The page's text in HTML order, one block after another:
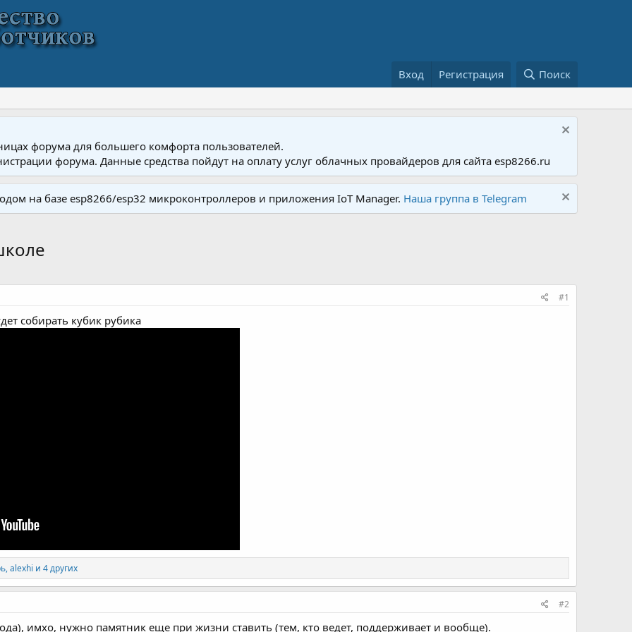
Вход Регистрация Поиск
форума для большего комфорта пользователей.
форума. Данные средства пойдут на оплату услуг облачных провайдеров для сайта esp8266.ru
на базе esp8266/esp32 микроконтроллеров и приложения IoT Manager. Наша группа в Telegram
#1
собирать кубик рубика
,alexhi и 4 других
#2
имхо, нужно памятник еще при жизни ставить (тем, кто ведет, поддерживает и вообще).